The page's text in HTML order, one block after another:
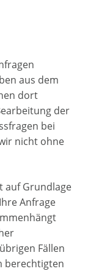
aus dem
dort
der
bei
nicht ohne
auf Grundlage
Anfrage
Fällen
berechtigten